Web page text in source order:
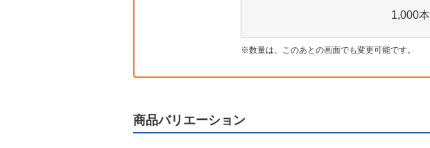
1,000本
数量は、このあとの画面でも変更可能です。
商品バリエーション